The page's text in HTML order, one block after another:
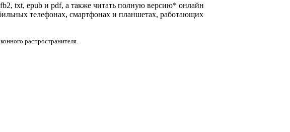
txt, epub и pdf, а также читать полную версию* онлайн
телефонах, смартфонах и планшетах, работающих
распространителя.